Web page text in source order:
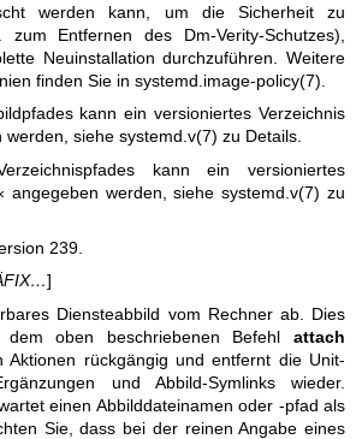
werden kann, um die Sicherheit zu
zum Entfernen des Dm-Verity-Schutzes),
Neuinstallation durchzuführen. Weitere
finden Sie in systemd.image-policy(7)
kann ein versioniertes Verzeichnis
werden, siehe systemd.v(7) zu Details.
kann ein versioniertes
angegeben werden, siehesystemd.v(7) zu
239.
]
Diensteabbild vom Rechner ab. Dies
oben beschriebenen Befehl attach
Aktionen rückgängig und entfernt die Unit-
und Abbild-Symlinks wieder.
einen Abbilddateinamen oder -pfad als
Sie, dass bei der reinen Angabe eines